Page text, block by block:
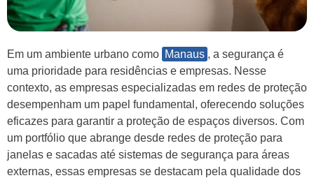
Em um ambiente urbano como Manaus , a segurança é
uma prioridade para residências e empresas. Nesse
contexto, as empresas especializadas em redes de proteção
desempenham um papel fundamental, oferecendo soluções
eficazes para garantir a proteção de espaços diversos. Com
um portfólio que abrange desde redes de proteção para
janelas e sacadas até sistemas de segurança para áreas
externas, essas empresas se destacam pela qualidade dos